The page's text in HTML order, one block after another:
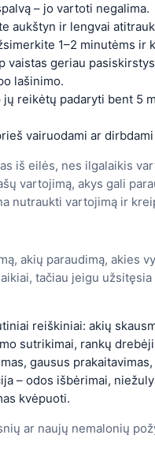
– jo vartoti negalima.
aukštyn ir lengvai
1–2 minutėms ir
vaistas geriau
lašinimo.
reikėtų padaryti bent 5
vairuodami ar
iš eilės, nes ilgalaikis
vartojimą, akys gali
nutraukti vartojimą ir
akių paraudimą, akies
tačiau jeigu
reiškiniai: akių
sutrikimai, rankų
gausus
– odos išbėrimai,
kvėpuoti.
ar naujų nemalonių